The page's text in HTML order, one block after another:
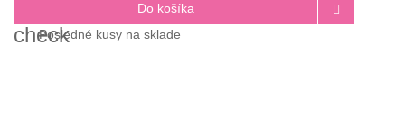
Do košíka 
check
Posledné kusy na sklade